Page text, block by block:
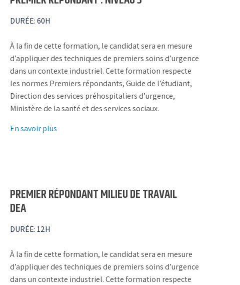
DURÉE:60H
À la fin de cette formation, le candidat sera en mesure
d’appliquer des techniques de premiers soins d’urgence
dans un contexte industriel. Cette formation respecte
les normes Premiers répondants, Guide de l’étudiant,
Direction des services préhospitaliers d’urgence,
Ministère de la santé et des services sociaux.
En savoir plus
PREMIER RÉPONDANT MILIEU DE TRAVAIL
DEA
DURÉE:12H
À la fin de cette formation, le candidat sera en mesure
d’appliquer des techniques de premiers soins d’urgence
dans un contexte industriel. Cette formation respecte